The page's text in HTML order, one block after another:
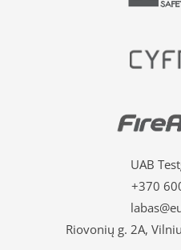
UAB
+370
Riovonių g. 2A,